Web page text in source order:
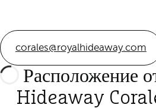
corales@royalhideaway.com
Расположение
Hideaway